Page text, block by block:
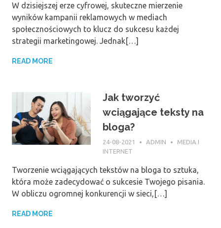
W dzisiejszej erze cyfrowej, skuteczne mierzenie
wyników kampanii reklamowych w mediach
społecznościowych to klucz do sukcesu każdej
strategii marketingowej. Jednak[…]
READ MORE
Jak tworzyć
wciągające teksty na
bloga?
24-08-2021 ADMIN
MEDIA I
INTERNET
Tworzenie wciągających tekstów na bloga to sztuka,
która może zadecydować o sukcesie Twojego pisania.
W obliczu ogromnej konkurencji w sieci,[…]
READ MORE